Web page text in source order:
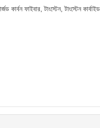
কার্বন ফাইবার, টাংস্টেন, টাংস্টেন